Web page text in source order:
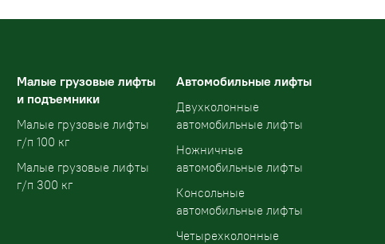
Малые грузовые лифты
и подъемники
Малые грузовые лифты
г/п 100 кг
Малые грузовые лифты
г/п 300 кг
Автомобильные лифты
Двухколонные
автомобильные лифты
Ножничные
автомобильные лифты
Консольные
автомобильные лифты
Четырехколонные